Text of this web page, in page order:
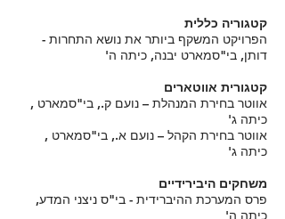
קטגוריה כללית
הפרויקט המשקף ביותר את נושא התחרות -
דותן, בי"סמארט יבנה, כיתה ה'
קטגורית אווטארים
אווטר בחירת המנהלת – נועם ק., בי"סמארט ,
כיתה ג'
אווטר בחירת הקהל – נועם א., בי"סמארט ,
כיתה ג'
משחקים היבירידיים
פרס המערכת ההיברידית - בי"ס ניצני המדע,
כיתה ה'